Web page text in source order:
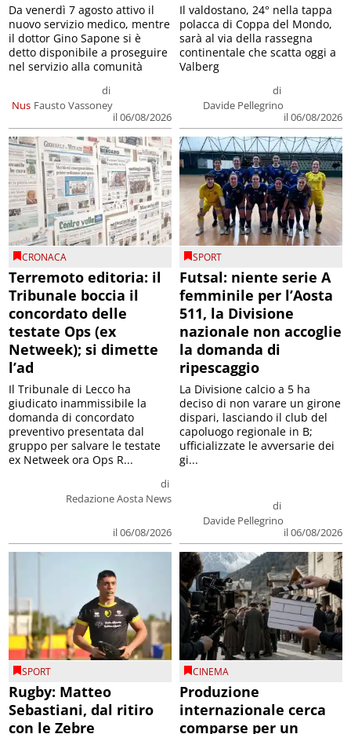
Nus
di
Fausto Vassoney
il 06/08/2026
Da venerdì 7 agosto attivo il
nuovo servizio medico, mentre
il dottor Gino Sapone si è
detto disponibile a proseguire
nel servizio alla comunità
di
Davide Pellegrino
il 06/08/2026
Il valdostano, 24° nella tappa
polacca di Coppa del Mondo,
sarà al via della rassegna
continentale che scatta oggi a
Valberg
CRONACA
Terremoto editoria: il
Tribunale boccia il
concordato delle
testate Ops (ex
Netweek); si dimette
l’ad
di
Redazione Aosta News
il 06/08/2026
Il Tribunale di Lecco ha
giudicato inammissibile la
domanda di concordato
preventivo presentata dal
gruppo per salvare le testate
ex Netweek ora Ops R...
SPORT
Futsal: niente serie A
femminile per l’Aosta
511, la Divisione
nazionale non accoglie
la domanda di
ripescaggio
di
Davide Pellegrino
il 06/08/2026
La Divisione calcio a 5 ha
deciso di non varare un girone
dispari, lasciando il club del
capoluogo regionale in B;
ufficializzate le avversarie dei
gi...
SPORT
Rugby: Matteo
Sebastiani, dal ritiro
con le Zebre
CINEMA
Produzione
internazionale cerca
comparse per un